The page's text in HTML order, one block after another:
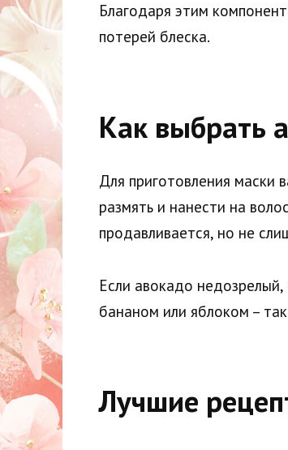
Благодаря этим
потерей блеска.
Как выбрать
Для приготовления маски
размять и нанести на
продавливается, но не
Если авокадо
бананом или яблоком –
Лучшие